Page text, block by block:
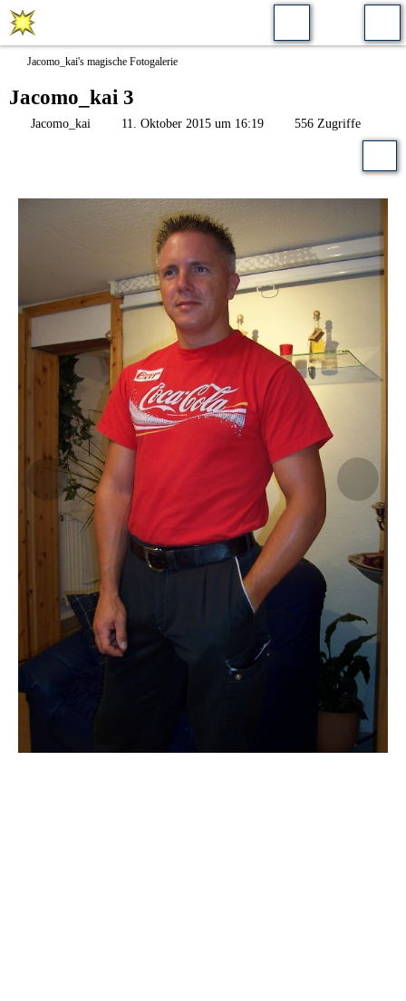
Jacomo_kai's magische Fotogalerie
Jacomo_kai 3
Jacomo_kai 11. Oktober 2015 um 16:19 556 Zugriffe